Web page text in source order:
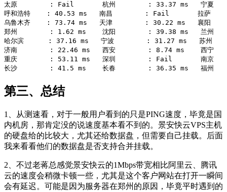
太原        : Fail       杭州        : 33.37 ms   宁夏
呼和浩特    : 40.53 ms   南昌        : Fail       拉萨
乌鲁木齐    : 73.74 ms   天津        : 30.22 ms
郑州        : 1.62 ms    沈阳        : 39.38 ms   兰
哈尔滨      : 37.16 ms   宁波        : 31.27 ms   苏
济南        : 22.46 ms   西安        : 8.74 ms    西
重庆        : 53.11 ms   深圳        : Fail       南京
第三、总结
1、从测速看，对于一般用户看到的只是PING速度，毕竟是国
内机房，那肯定没的说速度基本看不到的。景安快云VPS主机
的硬盘给的比较大，尤其还给数据盘，但需要自己挂载。后面
我来看看他们的数据盘是否支持合并挂载。
2、不过老蒋总感觉景安快云的1Mbps带宽相比阿里云、腾讯
云的速度会稍微卡顿一些，尤其是这个客户网站在打开一瞬间
会有延迟。可能是因为服务器在郑州的原因，毕竟平时遇到的